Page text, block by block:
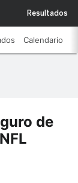
Resultados
Calendario
de